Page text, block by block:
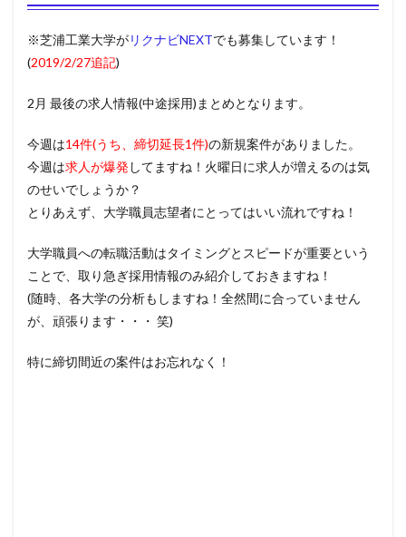
※芝浦工業大学がリクナビNEXTでも募集しています！
(2019/2/27追記)
2月 最後の求人情報(中途採用)まとめとなります。
今週は14件(うち、締切延長1件)の新規案件がありました。
今週は求人が爆発 してますね！火曜日に求人が増えるのは気
のせいでしょうか？
とりあえず、大学職員志望者にとってはいい流れですね！
大学職員への転職活動はタイミングとスピードが重要という
ことで、取り急ぎ採用情報のみ紹介しておきますね！
(随時、各大学の分析もしますね！全然間に合っていません
が、頑張ります・・・ 笑)
特に締切間近の案件はお忘れなく！